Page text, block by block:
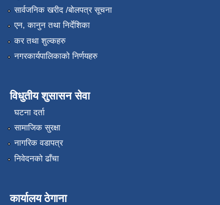
सार्वजनिक खरीद /बोलपत्र सूचना
एन, कानुन तथा निर्देशिका
कर तथा शुल्कहरु
नगरकार्यपालिकाको निर्णयहरु
विधुतीय शुसासन सेवा
घटना दर्ता
सामाजिक सुरक्षा
नागरिक वडापत्र
निवेदनको ढाँचा
कार्यालय ठेगाना